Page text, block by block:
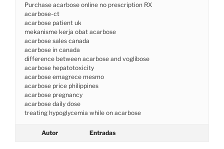
Purchase acarbose online no prescription RX
acarbose-ct
acarbose patient uk
mekanisme kerja obat acarbose
acarbose sales canada
acarbose in canada
difference between acarbose and voglibose
acarbose hepatotoxicity
acarbose emagrece mesmo
acarbose price philippines
acarbose pregnancy
acarbose daily dose
treating hypoglycemia while on acarbose
Autor Entradas